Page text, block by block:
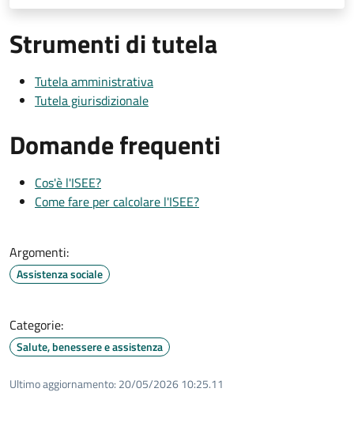
Strumenti di tutela
Tutela amministrativa
Tutela giurisdizionale
Domande frequenti
Cos'è l'ISEE?
Come fare per calcolare l'ISEE?
Argomenti:
Assistenza sociale
Categorie:
Salute, benessere e assistenza
Ultimo aggiornamento: 20/05/2026 10:25.11